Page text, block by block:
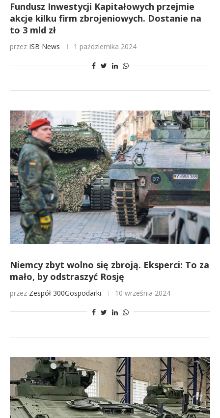
Fundusz Inwestycji Kapitałowych przejmie
akcje kilku firm zbrojeniowych. Dostanie na
to 3 mld zł
przez ISB News 1 października 2024
Niemcy zbyt wolno się zbroją. Eksperci: To za
mało, by odstraszyć Rosję
przez Zespół 300Gospodarki 10 września 2024